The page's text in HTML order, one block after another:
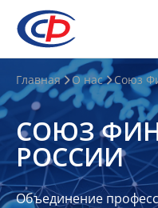
О
нас
О
СФР
Совет
Союза
Главная О нас Союз
СОЮЗ
РОССИИ
Объединение